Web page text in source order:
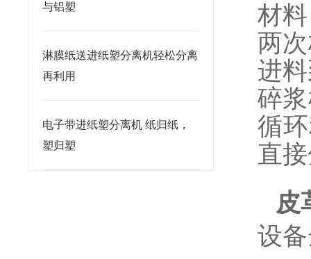
与铝塑
淋膜纸送进纸塑分离机轻松分离
再利用
电子带进纸塑分离机 纸归纸，
塑归塑
材
两
进
碎
循
直
皮
设